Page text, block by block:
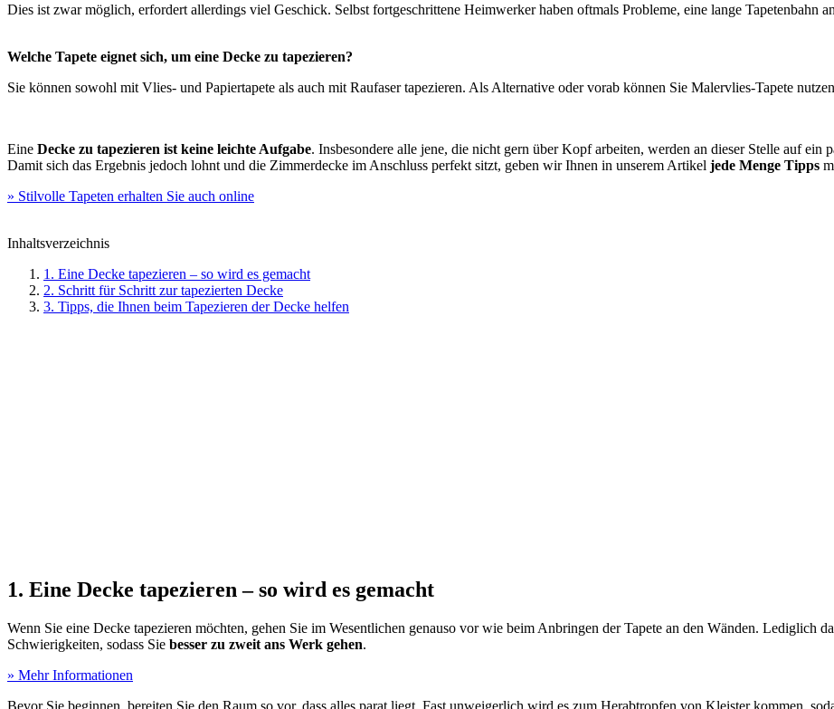
Dies ist zwar möglich, erfordert allerdings viel Geschick. Selbst fortgeschrittene Heimwerker haben oftmals Probleme, eine lange Tapetenbahn
Welche Tapete eignet sich, um eine Decke zu tapezieren?
Sie können sowohl mit Vlies- und Papiertapete als auch mit Raufaser tapezieren. Als Alternative oder vorab können Sie Malervlies-Tapete
Eine Decke zu tapezieren ist keine leichte Aufgabe. Insbesondere alle jene, die nicht gern über Kopf arbeiten, werden an dieser Stelle auf ein
Damit sich das Ergebnis jedoch lohnt und die Zimmerdecke im Anschluss perfekt sitzt, geben wir Ihnen in unserem Artikel jede Menge Tipps
» Stilvolle Tapeten erhalten Sie auch online
Inhaltsverzeichnis
1. Eine Decke tapezieren – so wird es gemacht
2. Schritt für Schritt zur tapezierten Decke
3. Tipps, die Ihnen beim Tapezieren der Decke helfen
1. Eine Decke tapezieren – so wird es gemacht
Wenn Sie eine Decke tapezieren möchten, gehen Sie im Wesentlichen genauso vor wie beim Anbringen der Tapete an den Wänden. Lediglich
Schwierigkeiten, sodass Sie besser zu zweit ans Werk gehen.
» Mehr Informationen
Bevor Sie beginnen, bereiten Sie den Raum so vor, dass alles parat liegt. Fast unweigerlich wird es zum Herabtropfen von Kleister kommen,